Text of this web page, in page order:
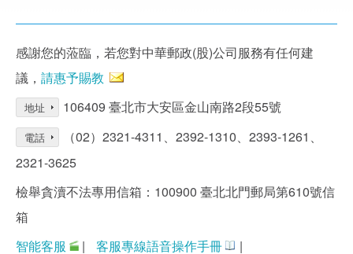
感謝您的蒞臨，若您對中華郵政(股)公司服務有任何建
議， 請惠予賜教
地址 106409 臺北市大安區金山南路2段55號
電話
（02）2321-4311、2392-1310、2393-1261、
2321-3625
檢舉貪瀆不法專用信箱：100900 臺北北門郵局第610號信
箱
智能客服
| 客服專線語音操作手冊 |